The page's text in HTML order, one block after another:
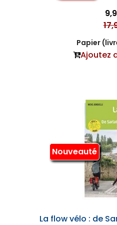
Papier
Ajoutez
Nouveauté
La flow vélo : de